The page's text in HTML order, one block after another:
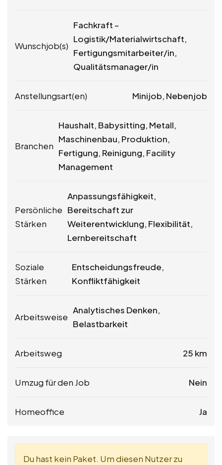
Wunschjob(s)
Fachkraft –
Logistik/Materialwirtschaft,
Fertigungsmitarbeiter/in,
Qualitätsmanager/in
Anstellungsart(en) Minijob, Nebenjob
Branchen
Haushalt, Babysitting, Metall,
Maschinenbau, Produktion,
Fertigung, Reinigung, Facility
Management
Persönliche
Stärken
Anpassungsfähigkeit,
Bereitschaft zur
Weiterentwicklung, Flexibilität,
Lernbereitschaft
Soziale
Stärken
Entscheidungsfreude,
Konfliktfähigkeit
Arbeitsweise
Analytisches Denken,
Belastbarkeit
Arbeitsweg 25 km
Umzug für den Job Nein
Homeoffice Ja
Du hast kein Paket. Um diesen Nutzer zu